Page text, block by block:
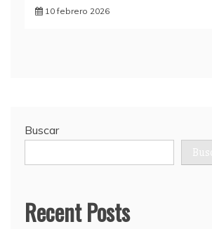
10 febrero 2026
Buscar
Recent Posts